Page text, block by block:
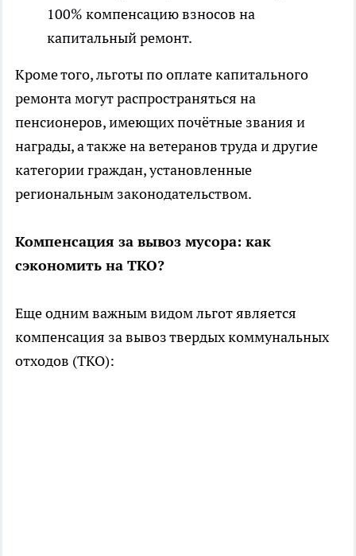
100% компенсацию взносов на
капитальный ремонт.
Кроме того, льготы по оплате капитального
ремонта могут распространяться на
пенсионеров, имеющих почётные звания и
награды, а также на ветеранов труда и другие
категории граждан, установленные
региональным законодательством.
Компенсация за вывоз мусора: как
сэкономить на ТКО?
Еще одним важным видом льгот является
компенсация за вывоз твердых коммунальных
отходов (ТКО):